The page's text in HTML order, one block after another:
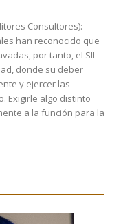
Consultores):
han reconocido que
por tanto, el SII
donde su deber
y ejercer las
Exigirle algo distinto
a la función para la